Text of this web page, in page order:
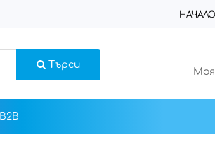
НАЧАЛО
Търси
B2B